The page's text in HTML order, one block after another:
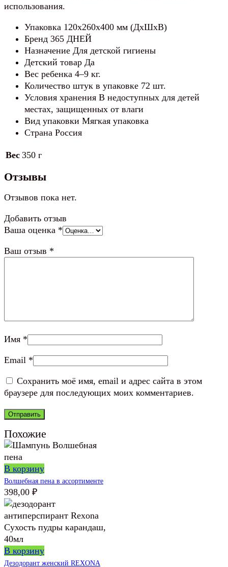
использования.
Упаковка 120x260x400 мм (ДxШxВ)
Бренд 365 ДНЕЙ
Назначение Для детской гигиены
Детский товар Да
Вес ребенка 4–9 кг.
Количество штук в упаковке 72 шт.
Условия хранения В недоступных для детей
местах, защищенных от влаги
Вид упаковки Мягкая упаковка
Страна Россия
Вес 350 г
Отзывы
Отзывов пока нет.
Добавить отзыв
Ваша оценка *
Ваш отзыв *
Имя *
Email *
Сохранить моё имя, email и адрес сайта в этом
браузере для последующих моих комментариев.
Похожие
В корзину
Волшебная пена в ассортименте
398,00 ₽
В корзину
Дезодорант женский REXONA